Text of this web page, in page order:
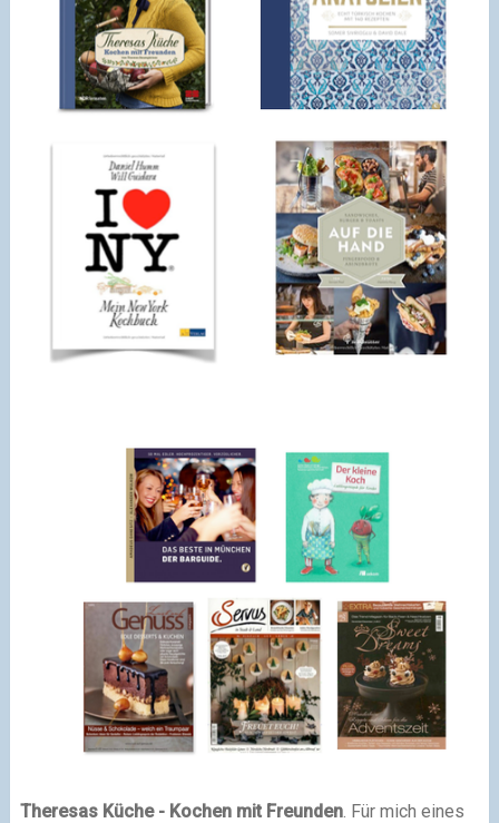
Theresas Küche - Kochen mit Freunden. Für mich eines